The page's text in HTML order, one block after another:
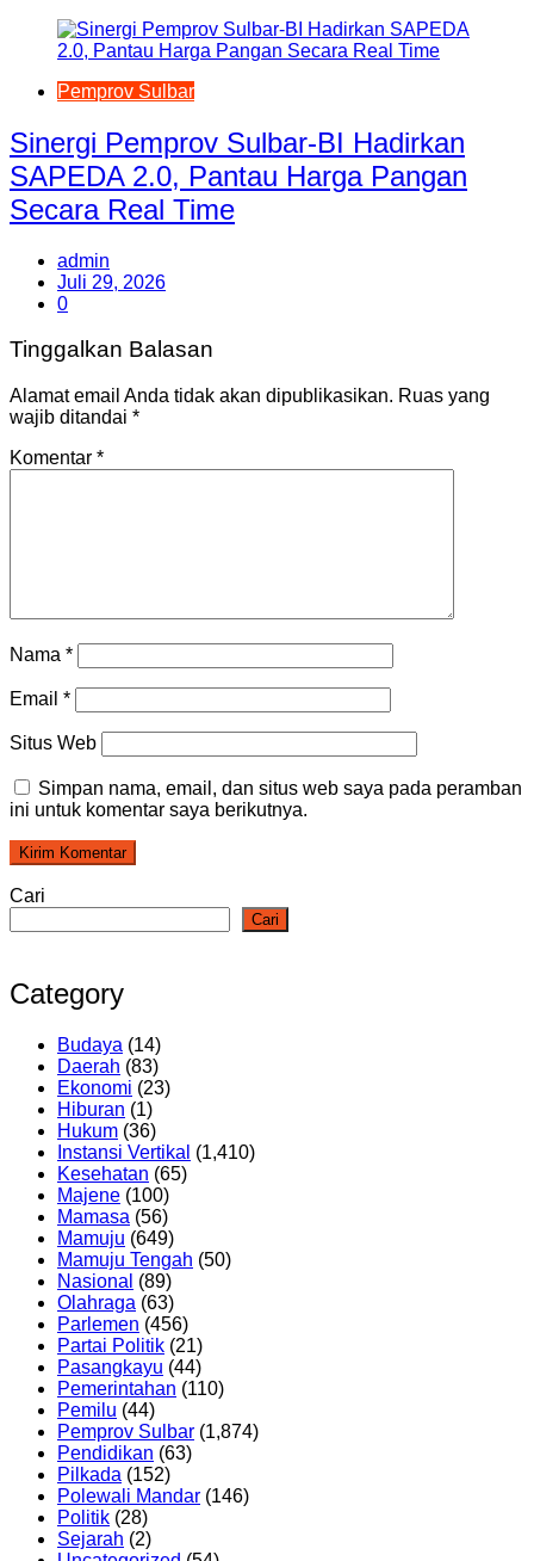
Pemprov Sulbar
Sinergi Pemprov Sulbar-BI Hadirkan
SAPEDA 2.0, Pantau Harga Pangan
Secara Real Time
admin
Juli 29, 2026
0
Tinggalkan Balasan
Alamat email Anda tidak akan dipublikasikan. Ruas yang
wajib ditandai *
Komentar *
Nama *
Email *
Situs Web
Simpan nama, email, dan situs web saya pada peramban
ini untuk komentar saya berikutnya.
Cari
Cari
Category
Budaya (14)
Daerah (83)
Ekonomi (23)
Hiburan (1)
Hukum (36)
Instansi Vertikal (1,410)
Kesehatan (65)
Majene (100)
Mamasa (56)
Mamuju (649)
Mamuju Tengah (50)
Nasional (89)
Olahraga (63)
Parlemen (456)
Partai Politik (21)
Pasangkayu (44)
Pemerintahan (110)
Pemilu (44)
Pemprov Sulbar (1,874)
Pendidikan (63)
Pilkada (152)
Polewali Mandar (146)
Politik (28)
Sejarah (2)